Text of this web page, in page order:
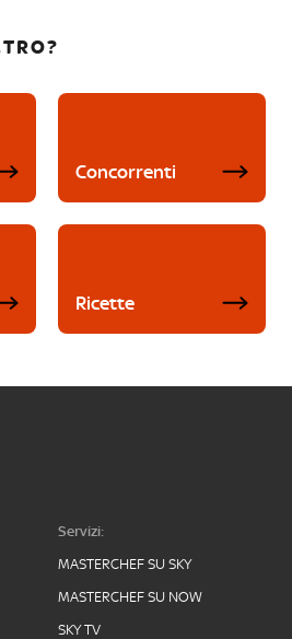
Concorrenti
Ricette
Servizi:
MASTERCHEF SU SKY
MASTERCHEF SU NOW
SKY TV